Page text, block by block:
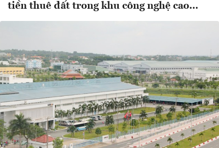
tiền thuê đất trong khu công nghệ cao…